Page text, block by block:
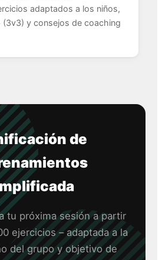
adaptados a los niños,
(3v3) y consejos de coaching
de
tu próxima sesión a partir
ejercicios – adaptada a la
del grupo y objetivo de